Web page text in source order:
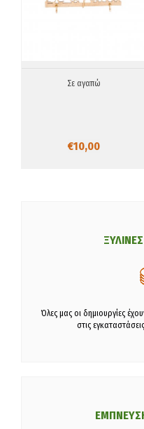
Σε αγαπώ
€10,00
Όλες μας οι δημιουργίες
στις